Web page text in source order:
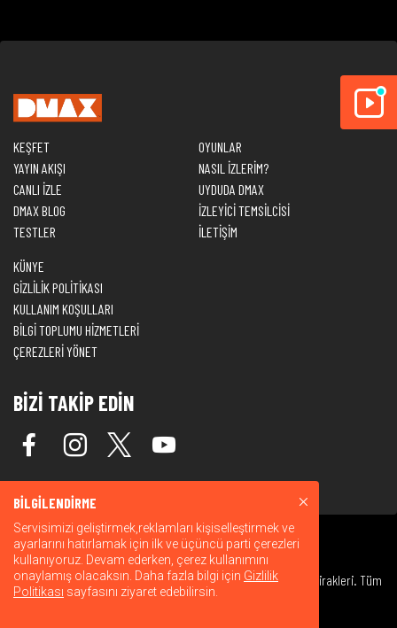
KEŞFET
YAYIN AKIŞI
CANLI İZLE
DMAX BLOG
TESTLER
OYUNLAR
NASIL İZLERİM?
UYDUDA DMAX
İZLEYİCİ TEMSİLCİSİ
İLETİŞİM
KÜNYE
GİZLİLİK POLİTİKASI
KULLANIM KOŞULLARI
BİLGİ TOPLUMU HİZMETLERİ
ÇEREZLERİ YÖNET
BİZİ TAKİP EDİN
© 2026 Warner Bros. Discovery, Inc. veya bağlı kuruluşları ve iştirakleri. Tüm
hakları saklıdır.
BİLGİLENDİRME
Servisimizi geliştirmek,reklamları kişiselleştirmek ve
ayarlarını hatırlamak için ilk ve üçüncü parti çerezleri
kullanıyoruz. Devam ederken, çerez kullanımını
onaylamış olacaksın. Daha fazla bilgi için Gizlilik
Politikası sayfasını ziyaret edebilirsin.